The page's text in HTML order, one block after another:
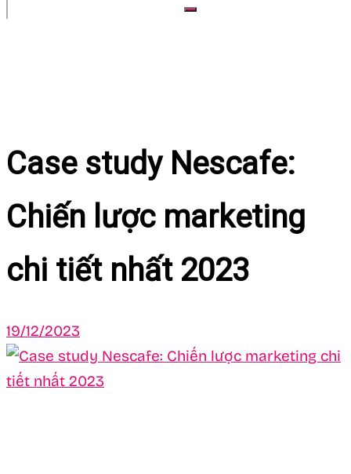
Case study Nescafe:
Chiến lược marketing
chi tiết nhất 2023
19/12/2023